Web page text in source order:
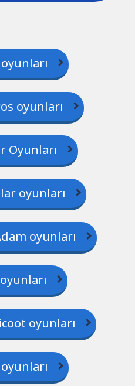
oyunları
Oyunları
oyunları
oyunları
oyunları